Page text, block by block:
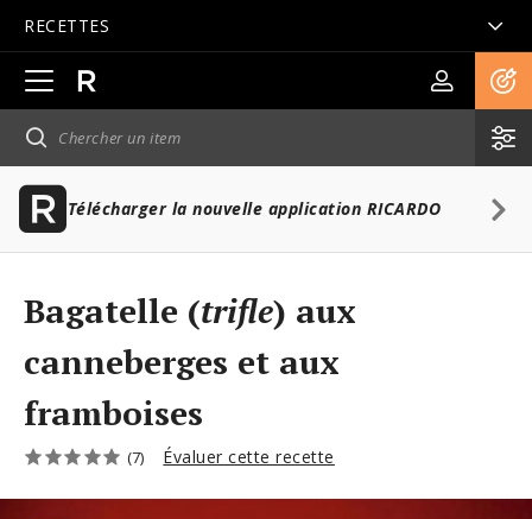
RECETTES
Ouvrir
la
navigation
principale
Télécharger la nouvelle application RICARDO
Bagatelle (trifle) aux
canneberges et aux
framboises
(7) Évaluer cette recette